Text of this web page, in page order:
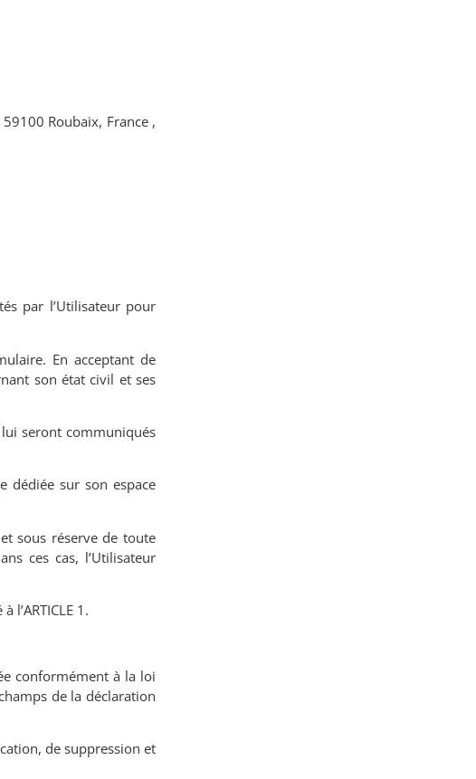
Roubaix, France ,
par l’Utilisateur pour
En acceptant de
son état civil et ses
seront communiqués
dédiée sur son espace
sous réserve de toute
ces cas, l’Utilisateur
à l’ARTICLE 1.
conformément à la loi
de la déclaration
de suppression et